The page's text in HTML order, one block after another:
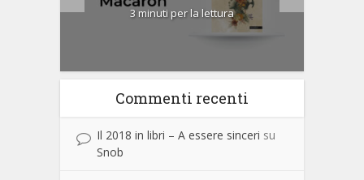
3 minuti per la lettura
Commenti recenti
Il 2018 in libri – A essere sinceri su
Snob